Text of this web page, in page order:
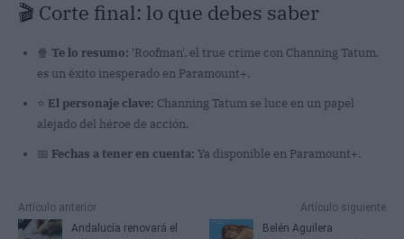
🎬 Corte final: lo que debes saber
🍿 Te lo resumo: 'Roofman', el true crime con Channing Tatum,
es un éxito inesperado en Paramount+.
⭐ El personaje clave: Channing Tatum se luce en un papel
alejado del héroe de acción.
📅 Fechas a tener en cuenta: Ya disponible en Paramount+.
Artículo anterior
Andalucía renovará el
Artículo siguiente
Belén Aguilera